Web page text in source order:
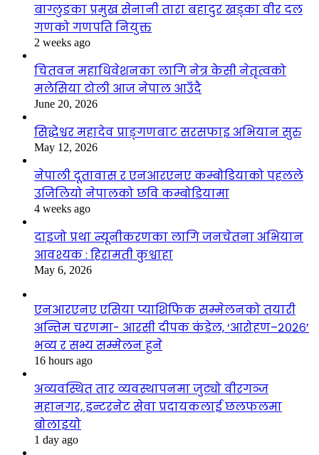
बाग्लुङका प्रमुख सेनानी तारा बहादुर खड्का वीर दल
गणको गणपति नियुक्त
2 weeks ago
चितवन महाधिवेशनका लागि नेत्र केसी नेतृत्वको
मलेसिया टोली आज नेपाल आउँदै
June 20, 2026
सिद्धेश्वर महादेव प्राङ्गणबाट सरसफाइ अभियान सुरु
May 12, 2026
नेपाली दूतावास र एनआरएनए कम्बोडियाको पहलले
उजिलियो नेपालको छवि कम्बोडियामा
4 weeks ago
दाइजो प्रथा न्यूनीकरणका लागि जनचेतना अभियान
आवश्यक : हिरामती कुश्वाहा
May 6, 2026
एनआरएनए एसिया प्याशिफिक सम्मेलनको तयारी
अन्तिम चरणमा- आरसी दीपक कंडेल, ‘आरोहण–२०२६’
भव्य र सभ्य सम्मेलन हुने
16 hours ago
अव्यवस्थित तार व्यवस्थापनमा जुट्यो वीरगञ्ज
महानगर, इन्टरनेट सेवा प्रदायकलाई छलफलमा
बोलाइयो
1 day ago